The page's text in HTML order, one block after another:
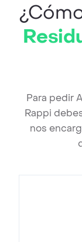
Para pedir
Rappi
nos